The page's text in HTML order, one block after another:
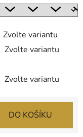
Zvolte variantu
Zvolte variantu
Zvolte variantu
DO KOŠÍKU